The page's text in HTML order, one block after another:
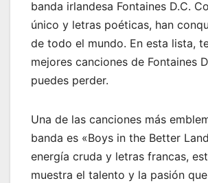
banda irlandesa Fontaines D.C.
único y letras poéticas, han
de todo el mundo. En esta lista,
mejores canciones de Fontaines
puedes perder.
Una de las canciones más
banda es «Boys in the Better
energía cruda y letras francas,
muestra el talento y la pasión